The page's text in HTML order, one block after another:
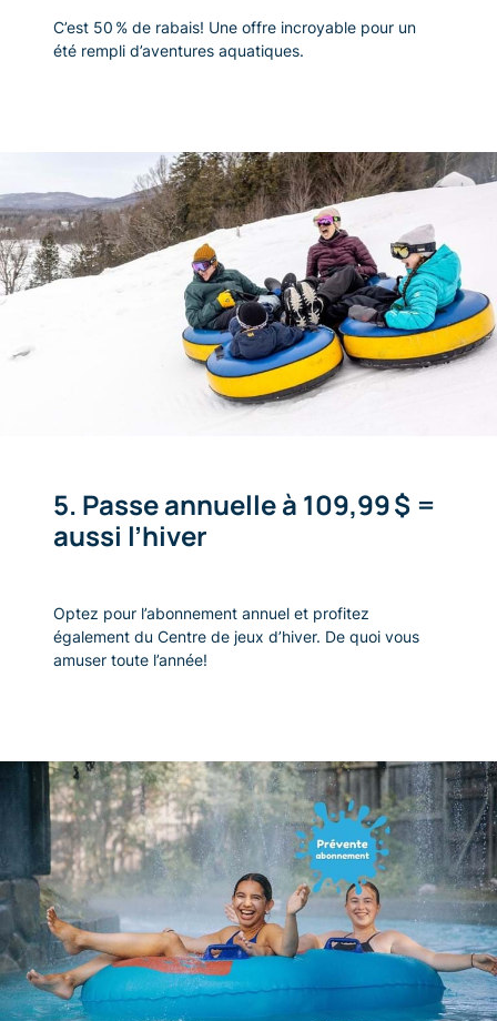
C’est 50 % de rabais! Une offre incroyable pour un
été rempli d’aventures aquatiques.
5. Passe annuelle à 109,99 $ =
aussi l’hiver
Optez pour l’abonnement annuel et profitez
également du Centre de jeux d’hiver. De quoi vous
amuser toute l’année!